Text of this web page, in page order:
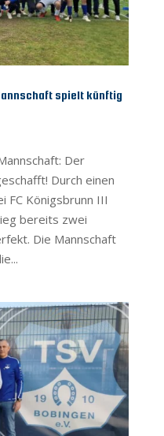
spielt künftig
Der
Durch einen
FC Königsbrunn III
bereits zwei
Die Mannschaft